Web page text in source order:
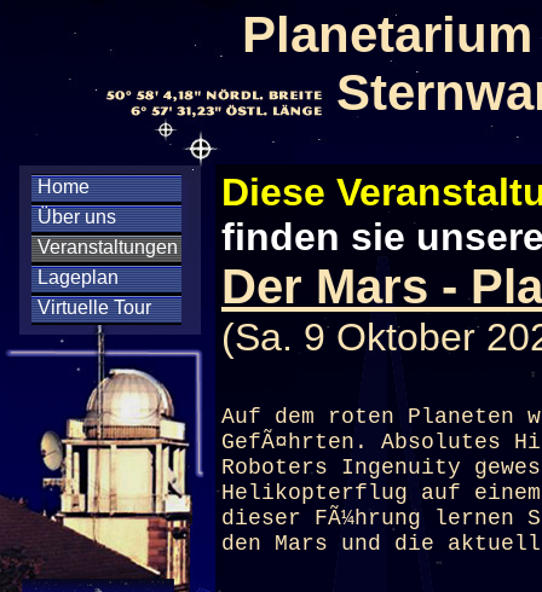
Home
Über uns
Veranstaltungen
Lageplan
Virtuelle Tour
Diese
finden sie
Der Mars -
(Sa. 9 Oktober
Auf dem roten Planeten
GefÃ¤hrten. Absolutes
Roboters Ingenuity
Helikopterflug auf einem
dieser FÃ¼hrung lernen
den Mars und die